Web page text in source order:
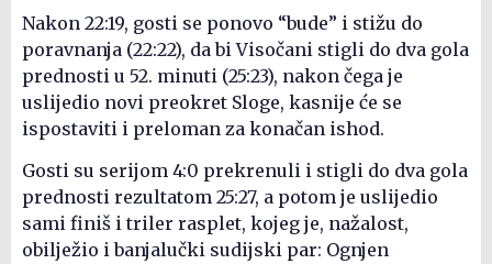
Nakon 22:19, gosti se ponovo “bude” i stižu do
poravnanja (22:22), da bi Visočani stigli do dva gola
prednosti u 52. minuti (25:23), nakon čega je
uslijedio novi preokret Sloge, kasnije će se
ispostaviti i preloman za konačan ishod.
Gosti su serijom 4:0 prekrenuli i stigli do dva gola
prednosti rezultatom 25:27, a potom je uslijedio
sami finiš i triler rasplet, kojeg je, nažalost,
obilježio i banjalučki sudijski par: Ognjen